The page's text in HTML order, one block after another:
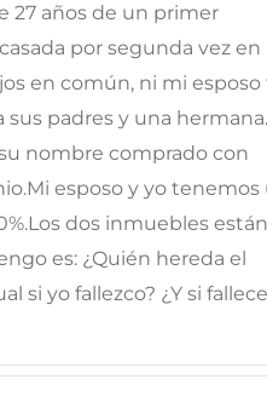
27 años de un primer
por segunda vez
en común, ni mi esposo
padres y una
nombre comprado con
esposo y yo tenemos
dos inmuebles
es: ¿Quién hereda el
si yo fallezco? ¿Y si